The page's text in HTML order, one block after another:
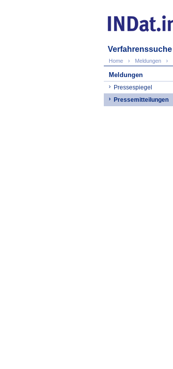
Verfahrenssuche
Home Meldungen
Meldungen
Pressespiegel
Pressemitteilungen